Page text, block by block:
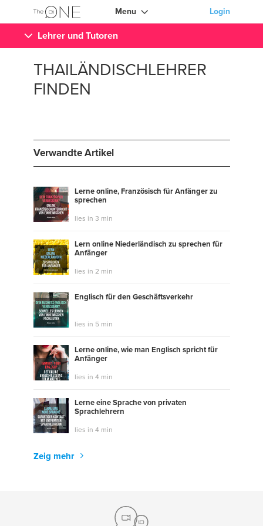
Menu Login
Lehrer und Tutoren
THAILÄNDISCHLEHRER
FINDEN
Verwandte Artikel
Lerne online, Französisch für Anfänger zu
sprechen
lies in 3 min
Lern online Niederländisch zu sprechen für
Anfänger
lies in 2 min
Englisch für den Geschäftsverkehr
lies in 5 min
Lerne online, wie man Englisch spricht für
Anfänger
lies in 4 min
Lerne eine Sprache von privaten
Sprachlehrern
lies in 4 min
Zeig mehr